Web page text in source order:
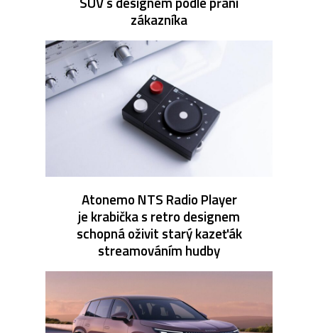
zákazníka
Atonemo NTS Radio Player
je krabička s retro designem
schopná oživit starý kazeťák
streamováním hudby